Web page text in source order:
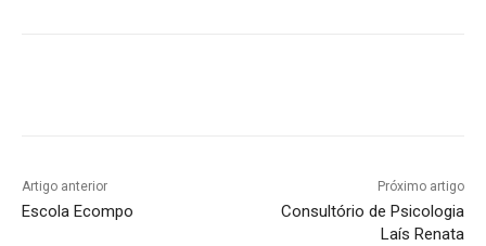
Artigo anterior
Escola Ecompo
Próximo artigo
Consultório de Psicologia
Laís Renata